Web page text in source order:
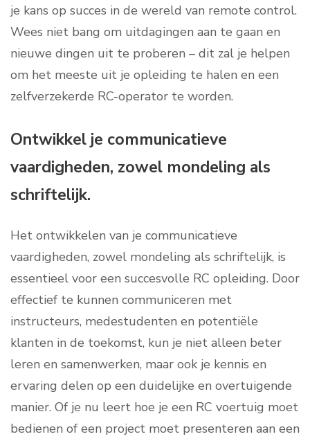
je kans op succes in de wereld van remote control.
Wees niet bang om uitdagingen aan te gaan en
nieuwe dingen uit te proberen – dit zal je helpen
om het meeste uit je opleiding te halen en een
zelfverzekerde RC-operator te worden.
Ontwikkel je communicatieve
vaardigheden, zowel mondeling als
schriftelijk.
Het ontwikkelen van je communicatieve
vaardigheden, zowel mondeling als schriftelijk, is
essentieel voor een succesvolle RC opleiding. Door
effectief te kunnen communiceren met
instructeurs, medestudenten en potentiële
klanten in de toekomst, kun je niet alleen beter
leren en samenwerken, maar ook je kennis en
ervaring delen op een duidelijke en overtuigende
manier. Of je nu leert hoe je een RC voertuig moet
bedienen of een project moet presenteren aan een